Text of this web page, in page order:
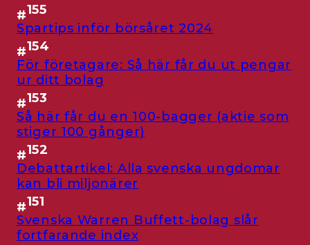
#155
Spartips inför börsåret 2024
#154
För företagare: Så här får du ut pengar
ur ditt bolag
#153
Så här får du en 100-bagger (aktie som
stiger 100 gånger)
#152
Debattartikel: Alla svenska ungdomar
kan bli miljonärer
#151
Svenska Warren Buffett-bolag slår
fortfarande index